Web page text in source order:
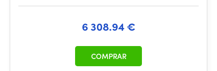
6 308.94 €
COMPRAR